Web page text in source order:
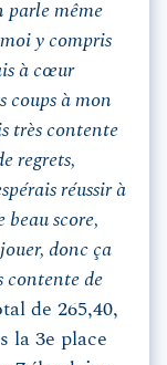
parle même
y compris
à cœur
coups à mon
très contente
regrets,
réussir à
beau score,
donc ça
contente de
de 265,40,
la 3e place